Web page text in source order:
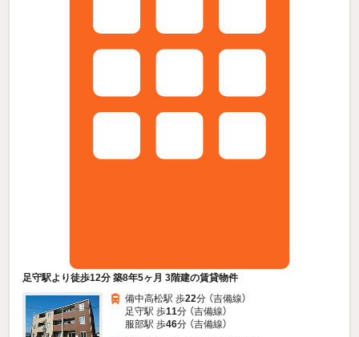
足守駅より徒歩12分 築8年5ヶ月 3階建の賃貸物件
備中高松駅 歩22分 （吉備線）
足守駅 歩11分 （吉備線）
服部駅 歩46分 （吉備線）